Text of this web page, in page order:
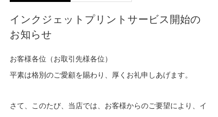
インクジェットプリントサービス開始の
お知らせ
お客様各位（お取引先様各位）
平素は格別のご愛顧を賜わり、厚くお礼申しあげます。
さて、このたび、当店では、お客様からのご要望により、イ